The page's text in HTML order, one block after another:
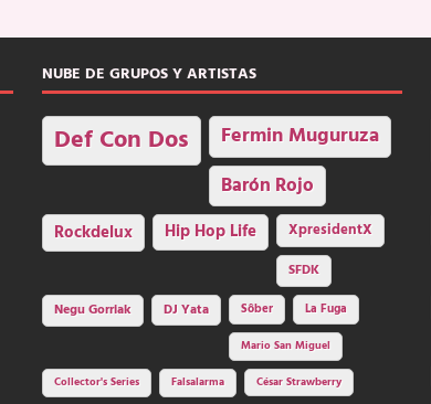
NUBE DE GRUPOS Y ARTISTAS
Def Con Dos Fermin Muguruza
Barón Rojo
Rockdelux Hip Hop Life
XpresidentX
SFDK
Negu Gorriak
DJ Yata Sôber
La Fuga
Mario San Miguel
Collector's Series
Falsalarma César Strawberry